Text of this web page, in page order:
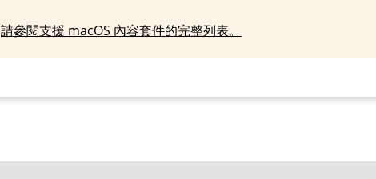
請參閱支援 macOS 內容套件的完整列表。